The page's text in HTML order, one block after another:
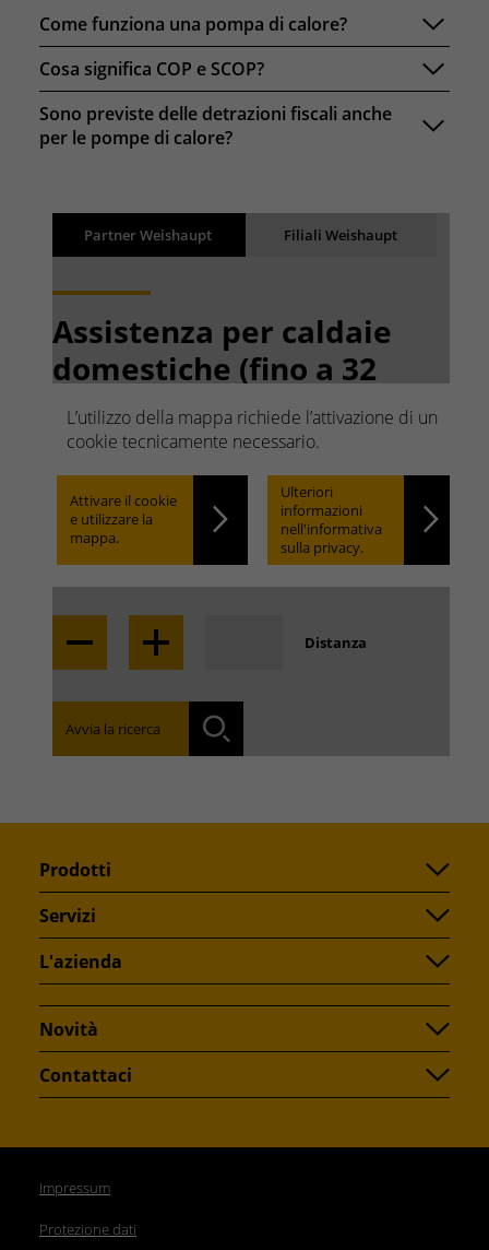
Come funziona una pompa di calore?
Cosa significa COP e SCOP?
Sono previste delle detrazioni fiscali anche
per le pompe di calore?
L’utilizzo della mappa richiede l’attivazione di un
cookie tecnicamente necessario.
Attivare il cookie
e utilizzare la
mappa.
Ulteriori
informazioni
nell'informativa
sulla privacy.
Partner Weishaupt Filiali Weishaupt
Assistenza per caldaie
domestiche (fino a 32
kW)
Ricerca rapida. Facile da
trovare.
Locate
Distanza
Avvia la ricerca
BackRisultati
I risultati vengono caricati
Prodotti
Servizi
L'azienda
Novità
Contattaci
Impressum
Protezione dati